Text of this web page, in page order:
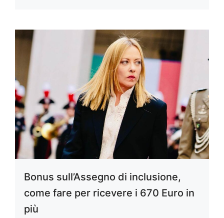
Bonus sull’Assegno di inclusione,
come fare per ricevere i 670 Euro in
più